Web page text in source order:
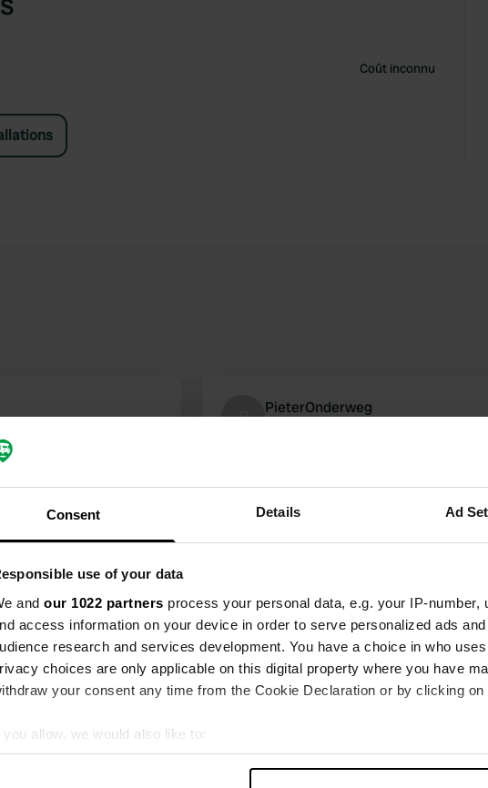
Consent Details Ad
use of your data
and our 1022 partners process your personal data, e.g. your IP-
access information on your device in order to serve personalized ads
research and services development. You have a choice in who
choices are only applicable on this digital property where you have
your consent any time from the Cookie Declaration or by clicking
you allow, we would also like to:
Collect information about your geographical location which can be
Coût inconnu
zone résidentielle.
vous ne trouvez rien
P PieterOnderweg
trouvez pas ou séjour est autorisé et
aucun autre campeurs, donc après une
Traduit par GoogleAfficher l'original